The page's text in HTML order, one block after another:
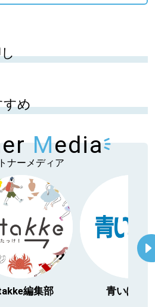
すめ
Media
ナーメディア
編集部 青いぽす